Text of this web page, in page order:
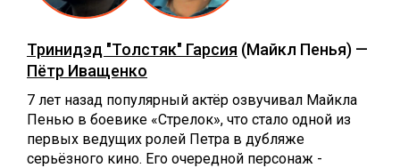
Тринидэд "Толстяк" Гарсия (Майкл Пенья) —
Пётр Иващенко
7 лет назад популярный актёр озвучивал Майкла
Пенью в боевике «Стрелок», что стало одной из
первых ведущих ролей Петра в дубляже
серьёзного кино. Его очередной персонаж -